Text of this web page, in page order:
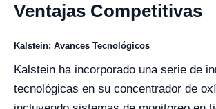
Ventajas Competitivas
Kalstein: Avances Tecnológicos
Kalstein ha incorporado una serie de
tecnológicas en su concentrador de